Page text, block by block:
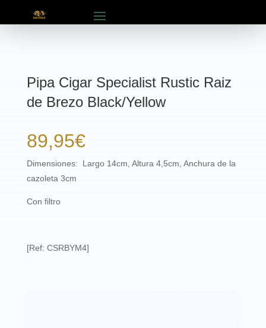
Pipa Cigar Specialist Rustic Raiz
de Brezo Black/Yellow
89,95€
Dimensiones: Largo 14cm, Altura 4,5cm, Anchura de la
cazoleta 3cm
Con filtro
[Ref: CSRBYM4]